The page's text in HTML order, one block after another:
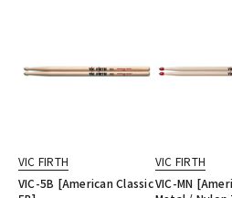
VIC FIRTH
VIC-5B [American Classic
VIC FIRTH
VIC-MN